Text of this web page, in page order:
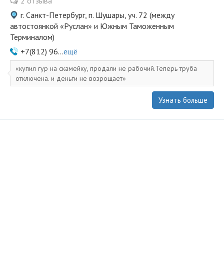
г. Санкт-Петербург, п. Шушары, уч. 72 (между
автостоянкой «Руслан» и Южным Таможенным
Терминалом)
+7(812) 96...ещё
купил гур на скамейку, продали не рабочий.Теперь труба
отключена. и деньги не возрощает
Узнать больше